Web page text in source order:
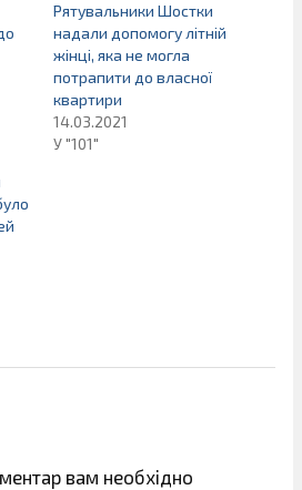
Рятувальники Шостки
надали допомогу літній
жінці, яка не могла
потрапити до власної
квартири
14.03.2021
У "101"
вам необхідно